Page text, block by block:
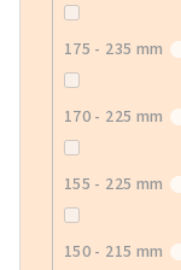
175 - 235 mm
170 - 225 mm
155 - 225 mm
150 - 215 mm